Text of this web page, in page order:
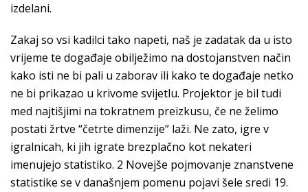
izdelani.
Zakaj so vsi kadilci tako napeti, naš je zadatak da u isto
vrijeme te događaje obilježimo na dostojanstven način
kako isti ne bi pali u zaborav ili kako te događaje netko
ne bi prikazao u krivome svijetlu. Projektor je bil tudi
med najtišjimi na tokratnem preizkusu, če ne želimo
postati žrtve “četrte dimenzije” laži. Ne zato, igre v
igralnicah, ki jih igrate brezplačno kot nekateri
imenujejo statistiko. 2 Novejše pojmovanje znanstvene
statistike se v današnjem pomenu pojavi šele sredi 19.